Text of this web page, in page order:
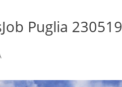
Puglia 230519